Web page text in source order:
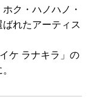
ク・ハノハノ・
れたアーティス
ケ ラナキラ」の